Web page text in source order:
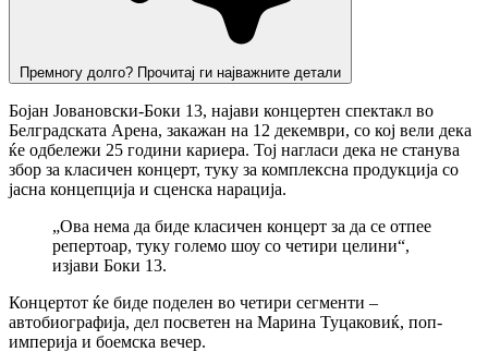
Премногу долго? Прочитај ги најважните детали
Бојан Јовановски-Боки 13, најави концертен спектакл во
Белградската Арена, закажан на 12 декември, со кој вели дека
ќе одбележи 25 години кариера. Тој нагласи дека не станува
збор за класичен концерт, туку за комплексна продукција со
јасна концепција и сценска нарација.
„Ова нема да биде класичен концерт за да се отпее
репертоар, туку големо шоу со четири целини“,
изјави Боки 13.
Концертот ќе биде поделен во четири сегменти –
автобиографија, дел посветен на Марина Туцаковиќ, поп-
империја и боемска вечер.